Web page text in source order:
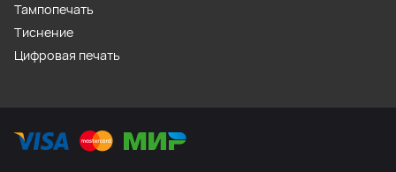
Тампопечать
Тиснение
Цифровая печать